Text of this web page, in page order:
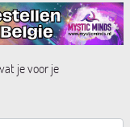
je voor je